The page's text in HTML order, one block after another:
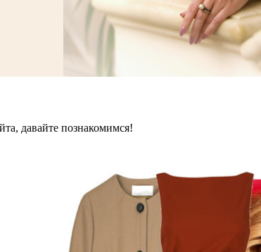
давайте познакомимся!